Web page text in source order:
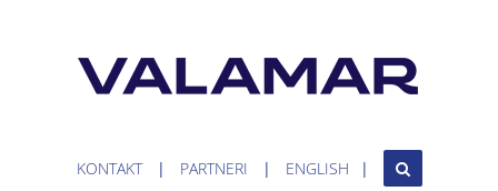
KONTAKT PARTNERI ENGLISH